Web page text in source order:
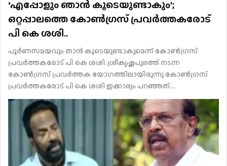
‘എപ്പോളും ഞാന്‍ കൂടെയുണ്ടാകും’;
ഒറ്റപ്പാലത്തെ കോണ്‍ഗ്രസ് പ്രവര്‍ത്തകരോട്
പി കെ ശശി..
പൂര്‍ണസമയവും താന്‍ കൂടെയുണ്ടാകുമെന്ന് കോണ്‍ഗ്രസ്
പ്രവര്‍ത്തകരോട് പി കെ ശശി. ശ്രീകൃഷ്ണപുരത്ത് നടന്ന
കോണ്‍ഗ്രസ് പ്രവര്‍ത്തക യോഗത്തിലായിരുന്നു കോണ്‍ഗ്രസ്
പ്രവര്‍ത്തകരോട് പി കെ ശശി ഇക്കാര്യം പറഞ്ഞത്.…